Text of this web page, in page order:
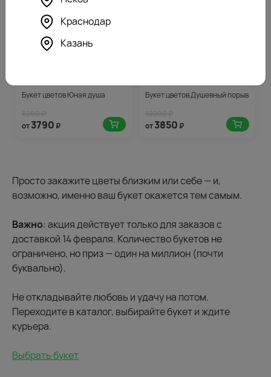
Букет цветов Юная душа
от3790 ₽
Букет цветов Душевный порыв
от3850 ₽
Просто закажите цветы близким или себе — и,
возможно, именно ваш букет окажется тем самым.
Важно: акция действует только для заказов с
доставкой 14 февраля. Количество букетов не
ограничено, но приз — один на миллион (почти
буквально).
Не откладывайте любовь и удачу на потом.
Переходите в каталог, выбирайте букет и ждите
курьера.
Выбрать букет
Краснодар
Казань